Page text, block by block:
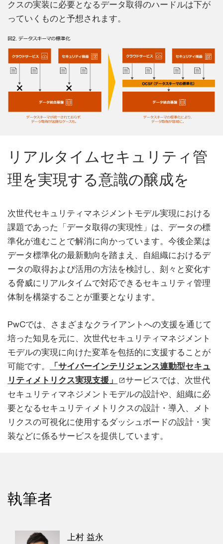
クスの実装に必要となるデータ取得のハードルは下が
っていくものと予想されます。
リアルタイムセキュリティ管
理を実現する意識の醸成を
次世代セキュリティマネジメントモデル実現における
課題であった「データ取得の実現性」は、データの標
準化が進むことで解消に向かっています。今後企業は
データ標準化の最新動向を踏まえ、自組織におけるデ
ータの取得および活用の方法を検討し、刻々と変化す
る脅威にリアルタイムで対応できるセキュリティ管理
体制を構築することが重要となります。
PwCでは、さまざまなクライアントへの支援を通じて
培った知見を元に、次世代セキュリティマネジメント
モデルの実現に向けた変革を包括的に支援することが
可能です。
「サイバーインテリジェンス連動型セキュ
リティメトリクス実現支援」
サービスでは、次世代
セキュリティマネジメントモデルの設計や、組織に必
要となるセキュリティメトリクスの設計・導入、メト
リクスの可視化に使用するダッシュボードの設計・実
装などに係るサービスを提供しています。
執筆者
上村 益永